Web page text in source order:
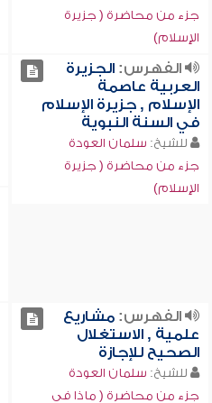
جزء من محاضرة ( جزيرة
الإسلام)
الفهرس:الجزيرة
العربية عاصمة
الإسلام , جزيرة الإسلام
في السنة النبوية
للشيخ: سلمان العودة
جزء من محاضرة ( جزيرة
الإسلام)
الفهرس:مشاريع
علمية , الاستغلال
الصحيح للإجازة
للشيخ: سلمان العودة
جزء من محاضرة ( ماذا في